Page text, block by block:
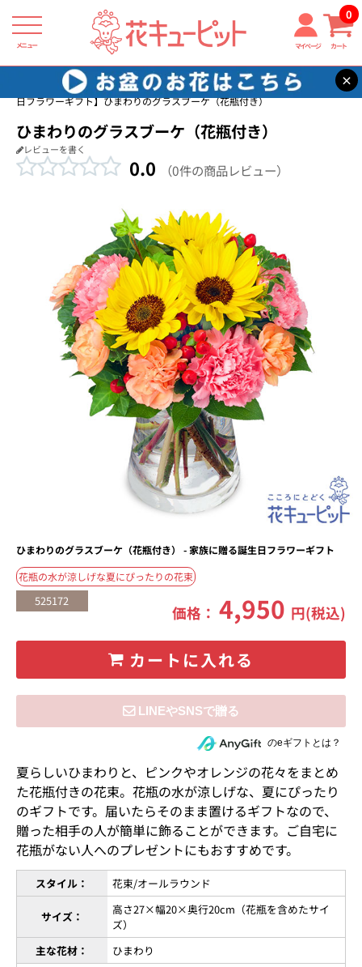
メニュー マイページ カート
0
×
花キューピット 家族に贈る誕生日フラワーギフト
【家族に贈る誕生
日フラワーギフト】ひまわりのグラスブーケ（花瓶付き）
ひまわりのグラスブーケ（花瓶付き）
レビューを書く
0.0 （0件の商品レビュー）
ひまわりのグラスブーケ（花瓶付き） - 家族に贈る誕生日フラワーギフト
花瓶の水が涼しげな夏にぴったりの花束
525172
価格：4,950 円(税込)
カートに入れる
住所を知らない相手にeギフトで贈るのeギフトとは？
夏らしいひまわりと、ピンクやオレンジの花々をまとめ
た花瓶付きの花束。花瓶の水が涼しげな、夏にぴったり
のギフトです。届いたらそのまま置けるギフトなので、
贈った相手の人が簡単に飾ることができます。ご自宅に
花瓶がない人へのプレゼントにもおすすめです。
スタイル： 花束/オールラウンド
サイズ：
高さ27×幅20×奥行20cm（花瓶を含めたサイ
ズ）
主な花材：
ひまわり